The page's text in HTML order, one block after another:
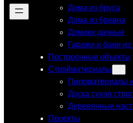
Дома из бруса
Дома из бревна
Домики дачные
Гаражи и бани из
Построенные объекты
Стройматериалы
Пиломатериалы
Доска сухая
Деревянные
Проекты